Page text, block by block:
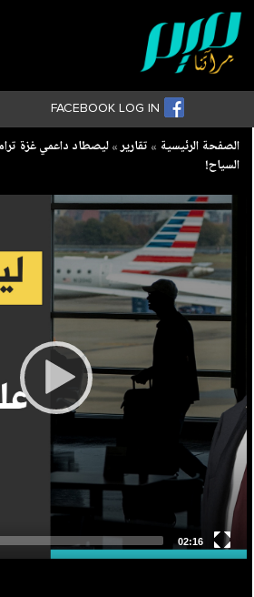
FACEBOOK LOG IN
Breadcrumb
الصفحة الرئيسية تقارير ليصطاد داعمي غزة
السياح!